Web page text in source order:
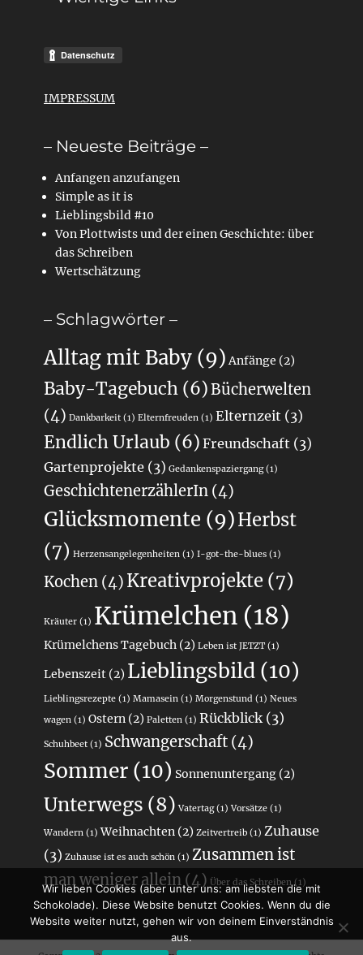
IMPRESSUM
– Neueste Beiträge –
Anfangen anzufangen
Simple as it is
Lieblingsbild #10
Von Plottwists und der einen Geschichte: über
das Schreiben
Wertschätzung
– Schlagwörter –
Alltag mit Baby (9) Anfänge (2)
Baby-Tagebuch (6)Bücherwelten
(4) Dankbarkeit (1) Elternfreuden (1) Elternzeit (3)
Endlich Urlaub (6) Freundschaft (3)
Gartenprojekte (3) Gedankenspaziergang(1)
GeschichtenerzählerIn (4)
Glücksmomente (9)Herbst
(7) Herzensangelegenheiten (1) I-got-the-blues (1)
Kochen (4) Kreativprojekte (7)
Kräuter (1) Krümelchen (18)
Krümelchens Tagebuch (2) Leben ist JETZT (1)
Lebenszeit (2) Lieblingsbild (10)
Lieblingsrezepte (1) Mamasein (1) Morgenstund (1) Neues
wagen (1) Ostern (2) Paletten (1) Rückblick (3)
Schuhbeet (1) Schwangerschaft (4)
Sommer (10) Sonnenuntergang (2)
Unterwegs (8) Vatertag(1) Vorsätze (1)
Wandern (1) Weihnachten (2) Zeitvertreib (1) Zuhause
(3) Zuhause ist es auch schön (1) Zusammen ist
man weniger allein (4) Über das Schreiben(1)
Wir lieben Cookies (aber unter uns: am liebsten die mit
Schokolade). Diese Website benutzt Cookies. Wenn du die
Website weiter nutzt, gehen wir von deinem Einverständnis
aus.